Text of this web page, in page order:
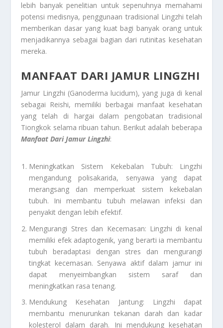
lebih banyak penelitian untuk sepenuhnya memahami
potensi medisnya, penggunaan tradisional Lingzhi telah
memberikan dasar yang kuat bagi banyak orang untuk
menjadikannya sebagai bagian dari rutinitas kesehatan
mereka.
MANFAAT DARI JAMUR LINGZHI
Jamur Lingzhi (Ganoderma lucidum), yang juga di kenal
sebagai Reishi, memiliki berbagai manfaat kesehatan
yang telah di hargai dalam pengobatan tradisional
Tiongkok selama ribuan tahun. Berikut adalah beberapa
Manfaat Dari Jamur Lingzhi:
Meningkatkan Sistem Kekebalan Tubuh: Lingzhi
mengandung polisakarida, senyawa yang dapat
merangsang dan memperkuat sistem kekebalan
tubuh. Ini membantu tubuh melawan infeksi dan
penyakit dengan lebih efektif.
Mengurangi Stres dan Kecemasan: Lingzhi di kenal
memiliki efek adaptogenik, yang berarti ia membantu
tubuh beradaptasi dengan stres dan mengurangi
tingkat kecemasan. Senyawa aktif dalam jamur ini
dapat menyeimbangkan sistem saraf dan
meningkatkan rasa tenang.
Mendukung Kesehatan Jantung: Lingzhi dapat
membantu menurunkan tekanan darah dan kadar
kolesterol dalam darah. Ini mendukung kesehatan